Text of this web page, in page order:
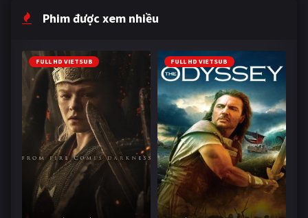
Phim được xem nhiều
FULL HD VIETSUB FULL HD VIETSUB